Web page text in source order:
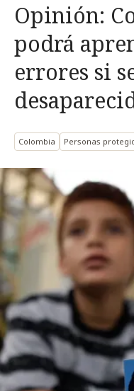
Opinión:
podrá
errores si
Colombia Personas